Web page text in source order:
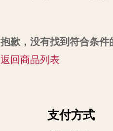
抱歉，没有找到符合条件
返回商品列表
支付方式